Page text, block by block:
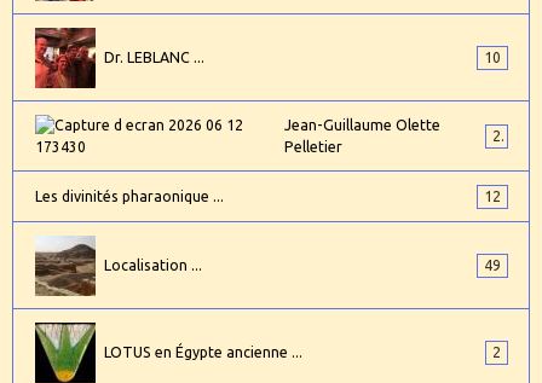
Dr. LEBLANC ... 10
Jean-Guillaume Olette
Pelletier
2
Les divinités pharaonique ... 12
Localisation ... 49
LOTUS en Égypte ancienne ... 2